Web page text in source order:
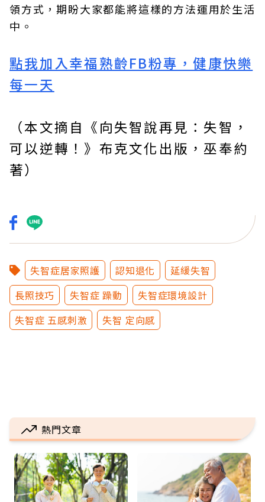
領方式，期盼大家都能將這樣的方法運用於生活
中。
點我加入幸福熟齡FB粉專，健康快樂
每一天
（本文摘自《向失智說再見：失智，
可以逆轉！ 》布克文化 出版， 巫奉約
著）
失智症居家照護 認知退化
延緩失智
長照技巧
失智症 躁動
失智症環境設計
失智症 五感刺激
失智 定向感
熱門文章